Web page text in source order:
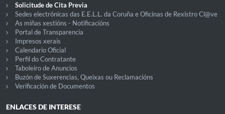
Solicitude de Cita Previa
Sedes electrónicas das E.E.L.L. da Coruña e Oficinas de Rexistro Cl@ve
As miñas xestións - Notificacións
Portal de Transparencia
Impresos xerais
Calendario Oficial
Perfil do Contratante
Taboleiro de Anuncios
Buzón de Suxerencias, Queixas ou Reclamacións
Verificación de Documentos
ENLACES DE INTERESE